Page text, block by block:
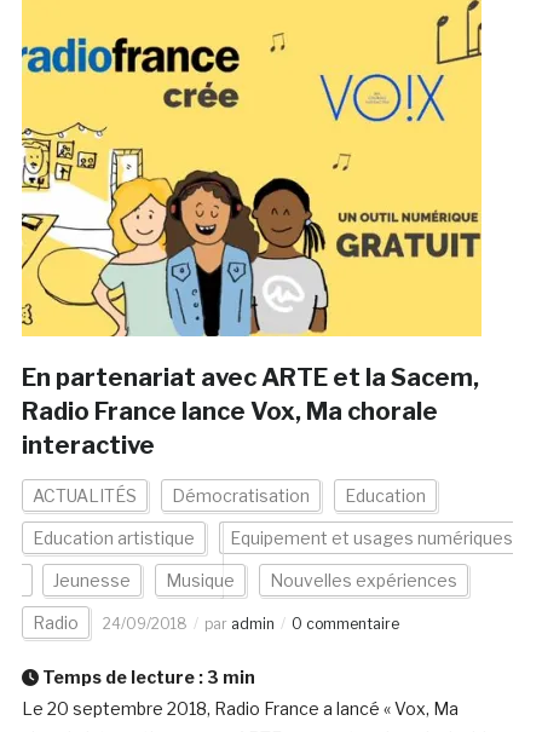
En partenariat avec ARTE et la Sacem,
Radio France lance Vox, Ma chorale
interactive
ACTUALITÉS Démocratisation Education
Education artistique Equipement et usages numériques
Jeunesse Musique Nouvelles expériences
Radio 24/09/2018 par admin 0 commentaire
Temps de lecture : 3 min
Le 20 septembre 2018, Radio France a lancé « Vox, Ma